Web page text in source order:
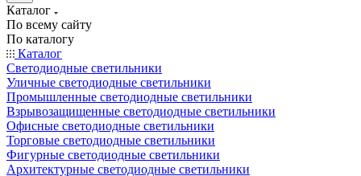
Каталог
По всему сайту
По каталогу
Каталог
Светодиодные светильники
Уличные светодиодные светильники
Промышленные светодиодные светильники
Взрывозащищенные светодиодные светильники
Офисные светодиодные светильники
Торговые светодиодные светильники
Фигурные светодиодные светильники
Архитектурные светодиодные светильники